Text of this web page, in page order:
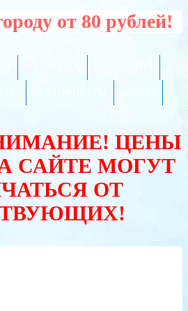
от 80 рублей!
ЦЕНЫ
САЙТЕ МОГУТ
ОТ